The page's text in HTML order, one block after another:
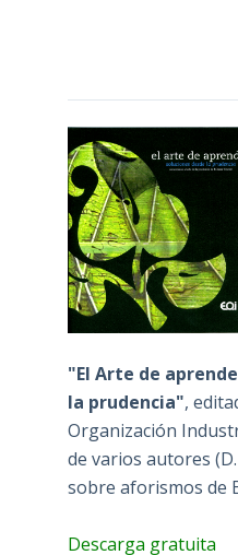
"El Arte de
la prudencia",
Organización
de varios autores
sobre aforismos de
Descarga gratuita